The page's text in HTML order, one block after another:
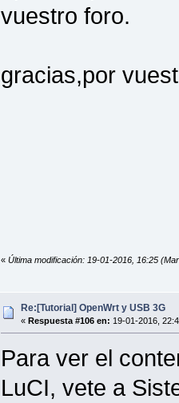
vuestro foro.
gracias,por
« Última modificación: 19-01-2016, 16:25
Re:[Tutorial] OpenWrt y USB 3G
« Respuesta #106 en: 19-01-2016,
Para ver el
LuCI, vete a